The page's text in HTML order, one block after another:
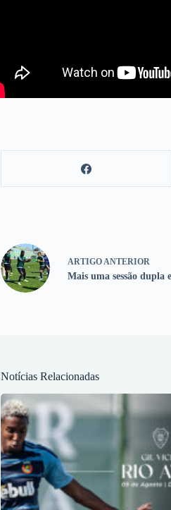
ARTIGOANTERIOR
Mais uma sessão dupla
Notícias Relacionadas